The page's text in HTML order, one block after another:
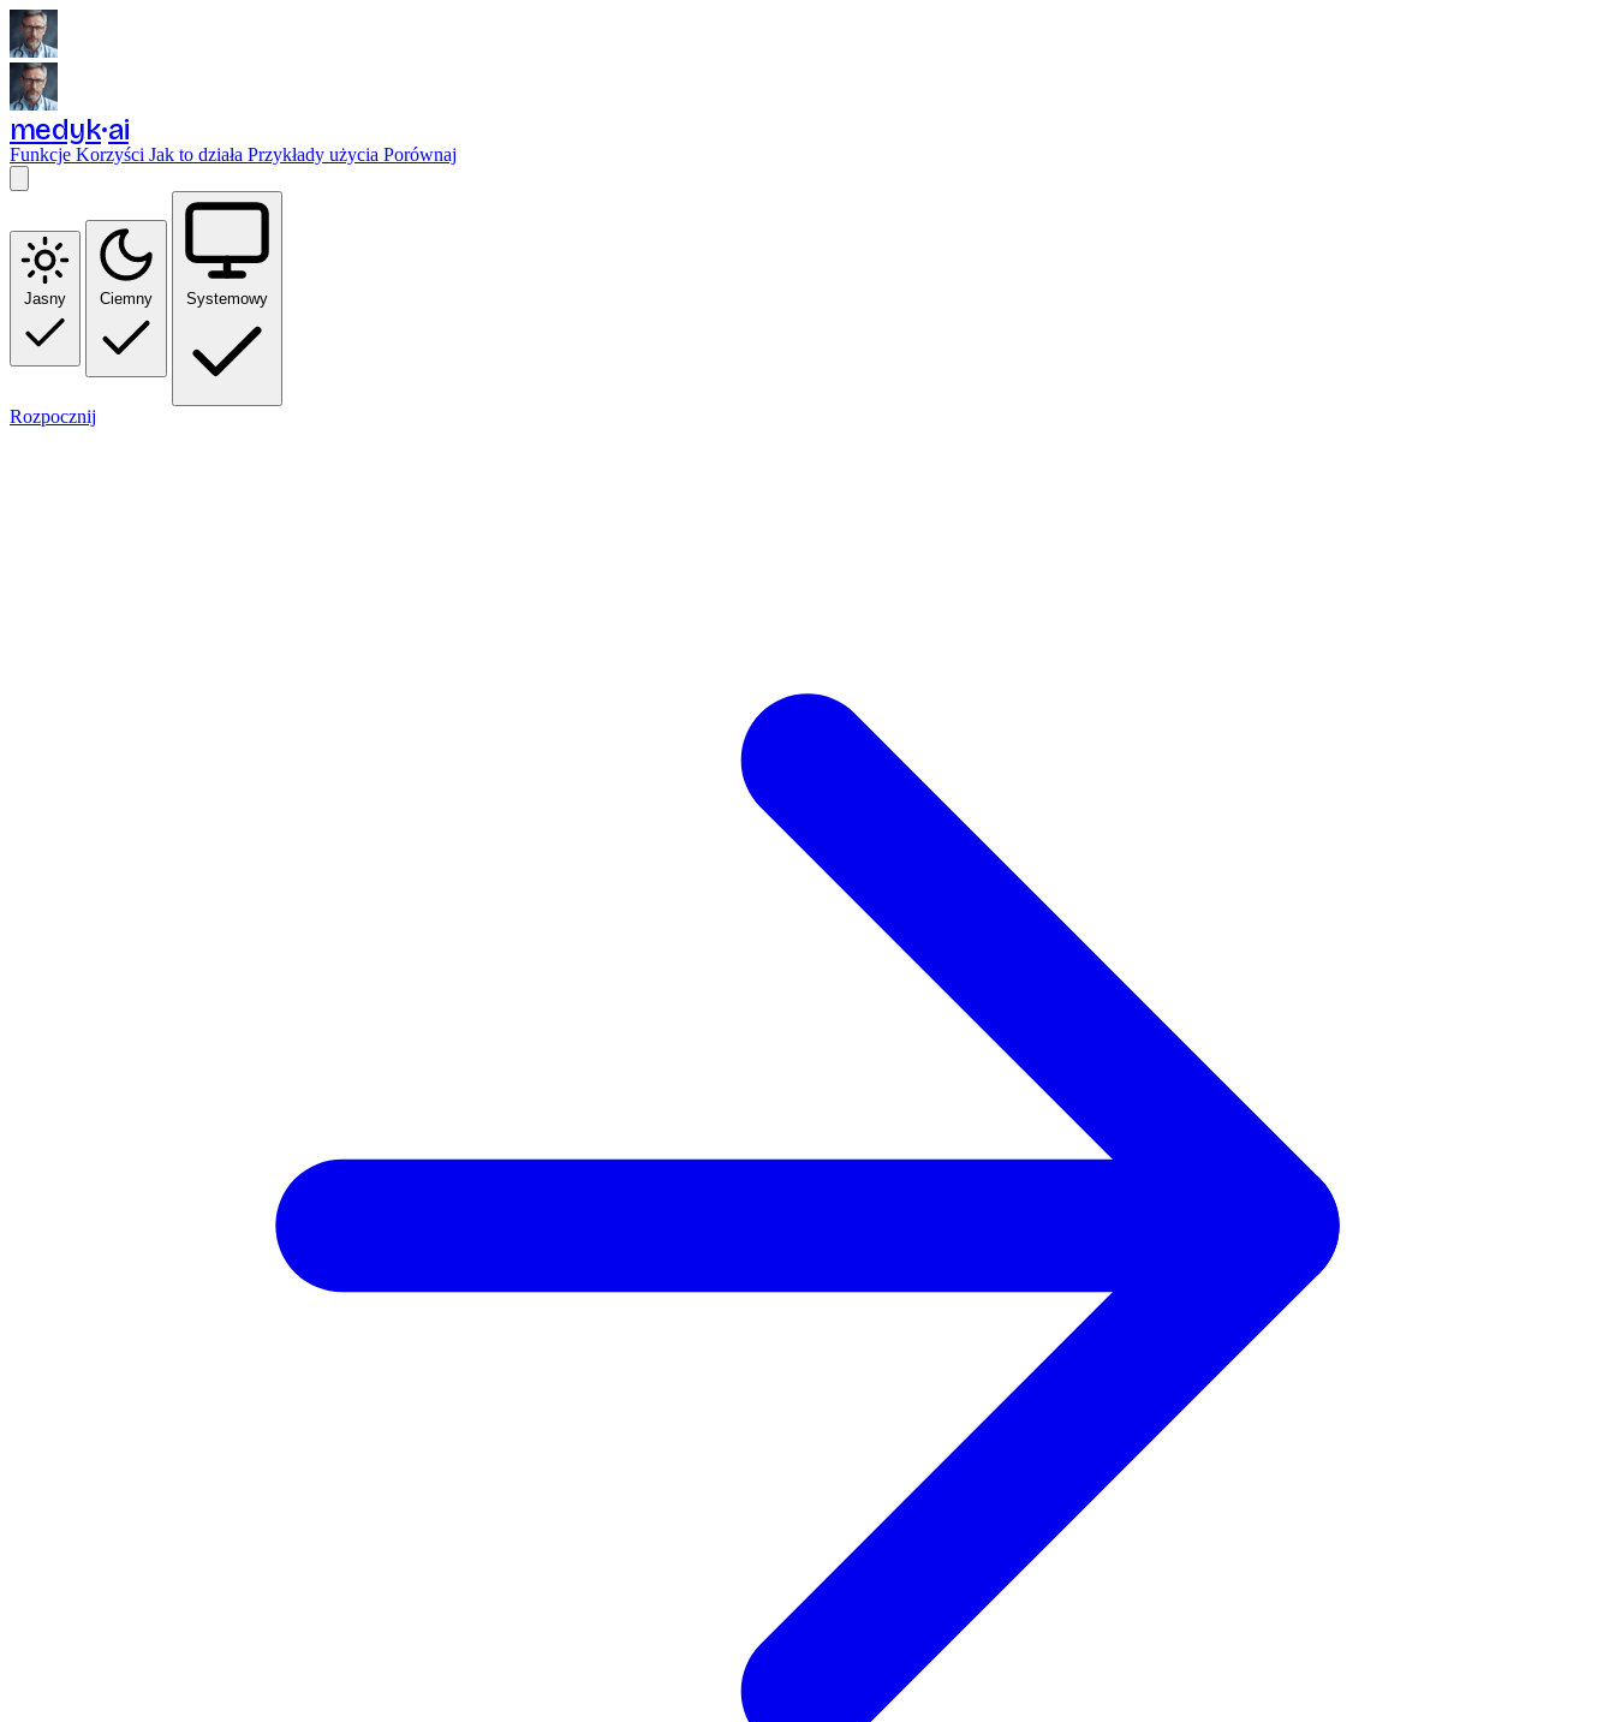
medyk ai
Funkcje Korzyści Jak to działa Przykłady użycia Porównaj
Jasny Ciemny Systemowy
Rozpocznij